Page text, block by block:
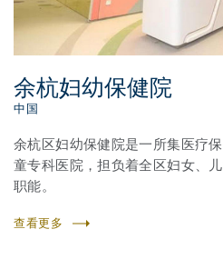
余杭妇幼保健院
中国
余杭区妇幼保健院是一所集医疗
童专科医院，担负着全区妇女、
职能。
查看更多